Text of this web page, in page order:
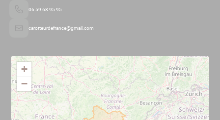
06 59 68 95 95
carotteurdefrance@gmail.com
+
−